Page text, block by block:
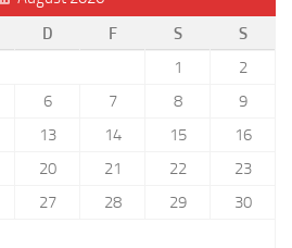
D F S
S
1
2
6 7 8
9
13 14 15
16
20 21 22
23
27 28 29
30